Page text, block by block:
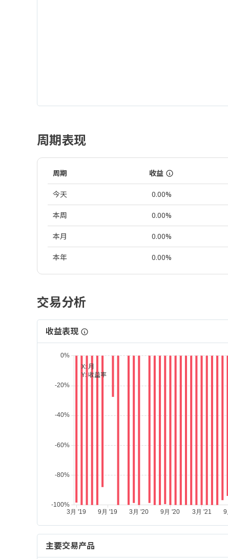
周期表现
周期 收益
今天 0.00%
本周 0.00%
本月 0.00%
本年 0.00%
交易分析
收益表现
X: 月
Y: 收益率
主要交易产品